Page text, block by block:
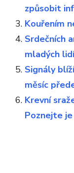
způsobit
Kouřením
Srdečních
mladých lidí
Signály
měsíc
Krevní
Poznejte